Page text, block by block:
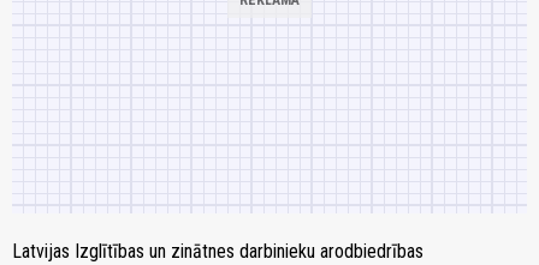
Latvijas Izglītības un zinātnes darbinieku arodbiedrības